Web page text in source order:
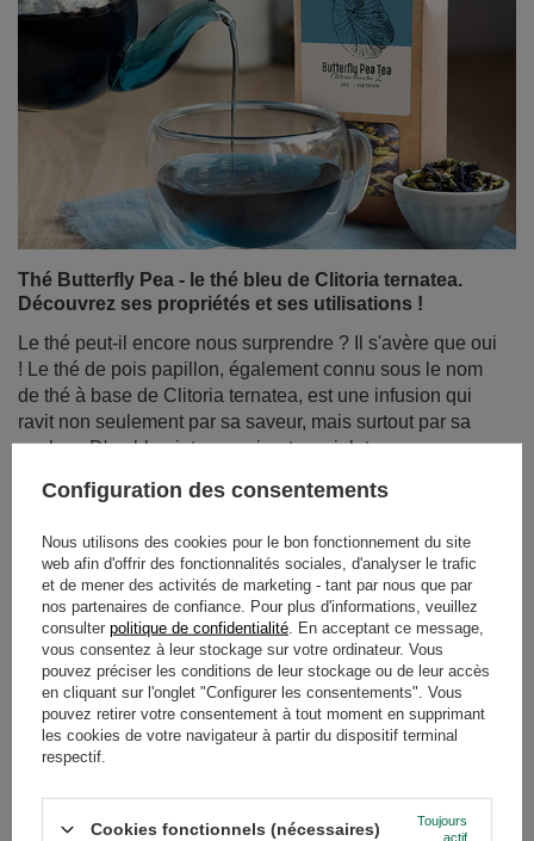
Vous rêvez d'une longue session de jeu sans le coup de
barre qui suit une boisson énergétique sucrée ou la
sensation de nervosité après une énième tasse de café
? De plus en plus de joueurs découvrent que le secret
d'une énergie constante, de réflexes plus vifs et d'une
meilleure concentration réside dans les feuilles séchées
de l'arbre Ilex paraguariensis. Oui, il s'agit de la yerba
mate, la boisson qui, pendant des siècles, a aidé les
guerriers sud-américains à rester alertes et forts, et qui
modernes.
En savoir plus
Thé Butterfly Pea - le thé bleu de Clitoria ternatea.
Découvrez ses propriétés et ses utilisations !
Le thé peut-il encore nous surprendre ? Il s'avère que oui
! Le thé de pois papillon, également connu sous le nom
Configuration des consentements
Nous utilisons des cookies pour le bon fonctionnement du site
web afin d'offrir des fonctionnalités sociales, d'analyser le trafic
et de mener des activités de marketing - tant par nous que par
nos partenaires de confiance. Pour plus d'informations, veuillez
consulter politique de confidentialité . En acceptant ce message,
vous consentez à leur stockage sur votre ordinateur. Vous
pouvez préciser les conditions de leur stockage ou de leur accès
en cliquant sur l'onglet "Configurer les consentements". Vous
pouvez retirer votre consentement à tout moment en supprimant
les cookies de votre navigateur à partir du dispositif terminal
respectif.
Cookies fonctionnels (nécessaires)
Toujours
actif